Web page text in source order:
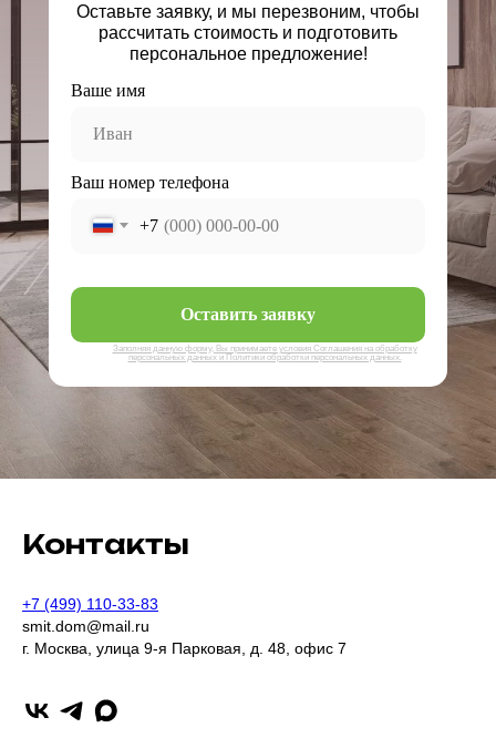
Оставьте заявку, и мы перезвоним, чтобы
рассчитать стоимость и подготовить
персональное предложение!
Ваше имя
Ваш номер телефона
+7
Оставить заявку
Заполняя данную форму, Вы принимаете условия Соглашения на обработку
персональных данных и Политики обработки персональных данных.
Контакты
+7 (499) 110-33-83
smit.dom@mail.ru
г. Москва, улица 9-я Парковая, д. 48, офис 7